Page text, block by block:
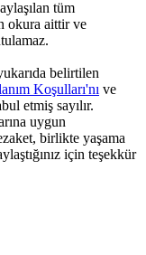
tüm
okura aittir ve
belirtilen
Koşulları'nı ve
etmiş sayılır.
uygun
birlikte yaşama
için teşekkür